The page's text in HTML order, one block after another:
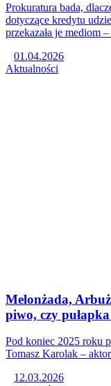
Prokuratura bada,
dotyczące kredytu
przekazała je mediom
01.04.2026
Aktualności
Melonżada,
piwo, czy
Pod koniec 2025 roku
Tomasz Karolak –
12.03.2026